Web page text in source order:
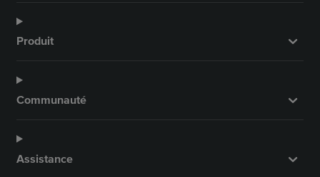
Produit
Communauté
Assistance